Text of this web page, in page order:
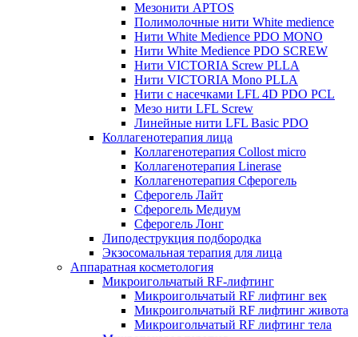
Мезонити APTOS
Полимолочные нити White medience
Нити White Medience PDO MONO
Нити White Medience PDO SCREW
Нити VICTORIA Screw PLLA
Нити VICTORIA Mono PLLA
Нити с насечками LFL 4D PDO PCL
Мезо нити LFL Screw
Линейные нити LFL Basic PDO
Коллагенотерапия лица
Коллагенотерапия Collost micro
Коллагенотерапия Linerase
Коллагенотерапия Сферогель
Сферогель Лайт
Сферогель Медиум
Сферогель Лонг
Липодеструкция подбородка
Экзосомальная терапия для лица
Аппаратная косметология
Микроигольчатый RF-лифтинг
Микроигольчатый RF лифтинг век
Микроигольчатый RF лифтинг живота
Микроигольчатый RF лифтинг тела